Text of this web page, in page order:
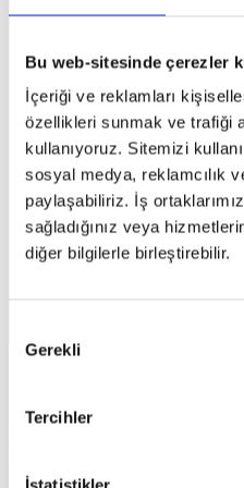
Bu web-sitesinde çerezler
İçeriği ve reklamları
özellikleri sunmak ve trafiği
kullanıyoruz. Sitemizi
sosyal medya, reklamcılık
paylaşabiliriz. İş
sağladığınız veya
diğer bilgilerle birleştirebilir.
Seçimi
Gerekli
Tercihler
caniasERP Bilgi Yönetim
taşınması ve modüller arası